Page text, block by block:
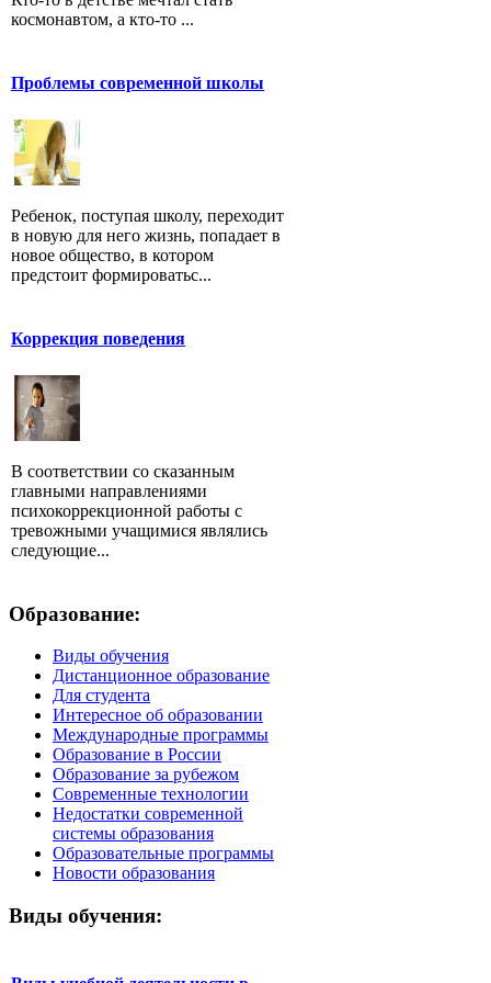
космонавтом, а кто-то ...
Проблемы современной школы
Ребенок, поступая школу, переходит
в новую для него жизнь, попадает в
новое общество, в котором
предстоит формироватьс...
Коррекция поведения
В соответствии со сказанным
главными направлениями
психокоррекционной работы с
тревожными учащимися являлись
следующие...
Образование:
Виды обучения
Дистанционное образование
Для студента
Интересное об образовании
Международные программы
Образование в России
Образование за рубежом
Современные технологии
Недостатки современной
системы образования
Образовательные программы
Новости образования
Виды обучения: